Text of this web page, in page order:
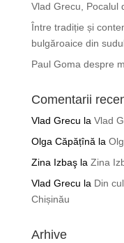
Vlad Grecu, Pocalul
Între tradiție și
bulgăroaice din
Paul Goma despre
Comentarii
Vlad Grecu la Vlad
Olga Căpățînă la
Zina Izbaşla Zina
Vlad Grecu la Din
Chișinău
Arhive